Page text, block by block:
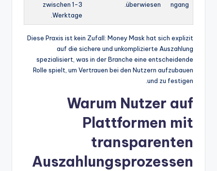
ngang
überwiesen.
zwischen 1-3
Werktage.
Diese Praxis ist kein Zufall: Money Mask hat sich explizit
auf die sichere und unkomplizierte Auszahlung
spezialisiert, was in der Branche eine entscheidende
Rolle spielt, um Vertrauen bei den Nutzern aufzubauen
und zu festigen.
Warum Nutzer auf
Plattformen mit
transparenten
Auszahlungsprozessen